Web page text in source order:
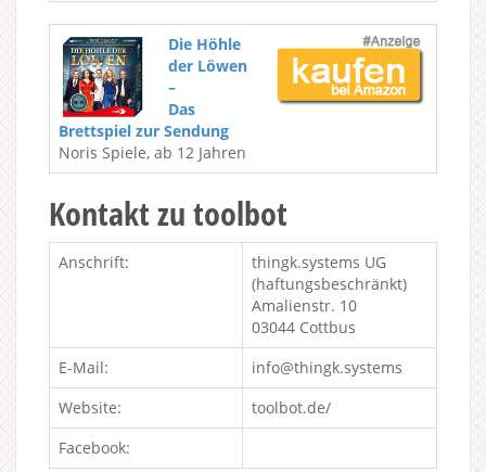
Die Höhle
der Löwen
–
Das
Brettspiel zur Sendung
Noris Spiele, ab 12 Jahren
Kontakt zu toolbot
Anschrift:
thingk.systems UG
(haftungsbeschränkt)
Amalienstr. 10
03044 Cottbus
E-Mail:
info@thingk.systems
Website:
toolbot.de/
Facebook: